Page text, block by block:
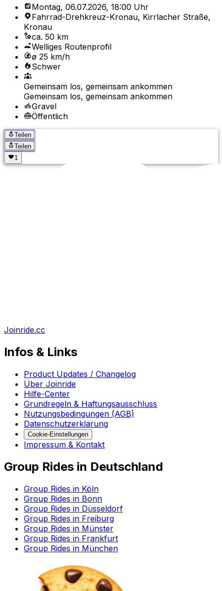
Montag, 06.07.2026, 18:00 Uhr
Fahrrad-Drehkreuz-Kronau, Kirrlacher Straße,
Kronau
ca. 50 km
Welliges Routenprofil
ø 25 km/h
Schwer
Gemeinsam los, gemeinsam ankommen
Gemeinsam los, gemeinsam ankommen
Gravel
Öffentlich
Teilen
Teilen
Joinride.cc
Infos & Links
Product Updates / Changelog
Über Joinride
Hilfe-Center
Grundregeln & Haftungsausschluss
Nutzungsbedingungen (AGB)
Datenschutzerklärung
Cookie-Einstellungen
Impressum & Kontakt
Group Rides in Deutschland
Group Rides in Köln
Group Rides in Bonn
Group Rides in Düsseldorf
Group Rides in Freiburg
Group Rides in Münster
Group Rides in Frankfurt
Group Rides in München